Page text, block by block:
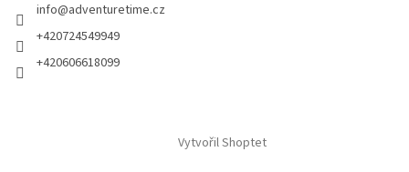
info@adventuretime.cz
+420724549949
+420606618099
Vytvořil Shoptet